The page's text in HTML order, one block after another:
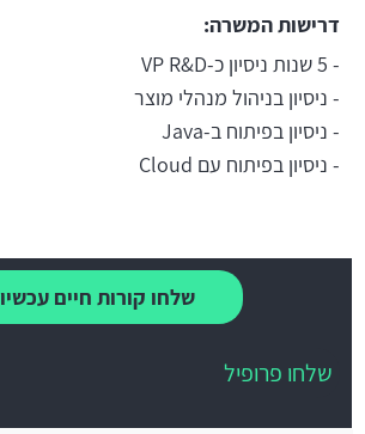
דרישות המשרה:
- 5 שנות ניסיון כ-VP R&D
- ניסיון בניהול מנהלי מוצר
- ניסיון בפיתוח ב-Java
- ניסיון בפיתוח עם Cloud
שלחו קורות חיים עכשיו
שלחו פרופיל